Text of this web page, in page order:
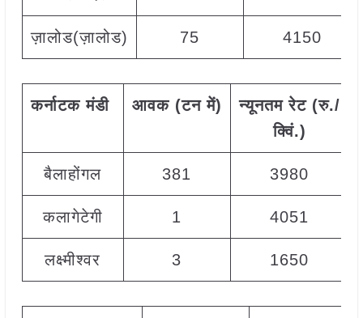
ज़ालोड(ज़ालोड) 75 4150
कर्नाटक मंडी आवक(टन में) न्यूनतम रेट(रु./
क्विं.)
बैलाहोंगल 381 3980
कलागेटेगी 1 4051
लक्ष्मीश्वर 3 1650